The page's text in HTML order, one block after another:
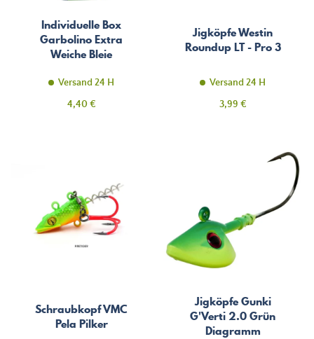
Individuelle Box
Garbolino Extra
Weiche Bleie
Versand 24 H
Preis
4,40 €
Jigköpfe Westin
Roundup LT - Pro 3
Versand 24 H
Preis
3,99 €
Schraubkopf VMC
Pela Pilker
Jigköpfe Gunki
G'Verti 2.0 Grün
Diagramm